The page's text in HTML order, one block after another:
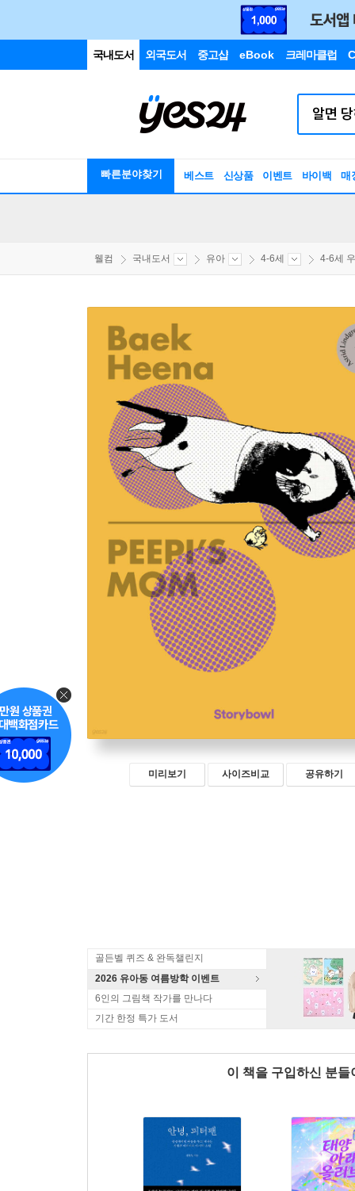
국내도서 외국도서 중고샵 eBook 크레마클럽
빠른분야찾기 베스트 신상품 이벤트 바이백 매
웰컴 국내도서 유아 4-6세 4-6세
미리보기 사이즈비교 공유하기
골든벨 퀴즈 & 완독챌린지
2026 유아동 여름방학 이벤트
6인의 그림책 작가를 만나다
기간 한정 특가 도서
이 책을 구입하신 분